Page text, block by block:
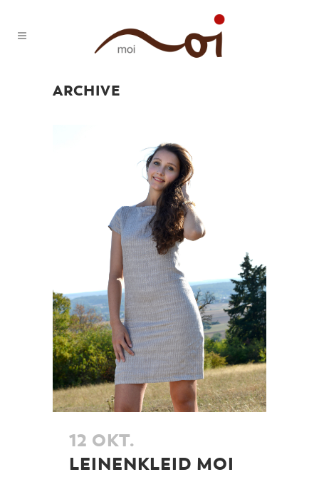
ARCHIVE
12 OKT.
LEINENKLEID MOI